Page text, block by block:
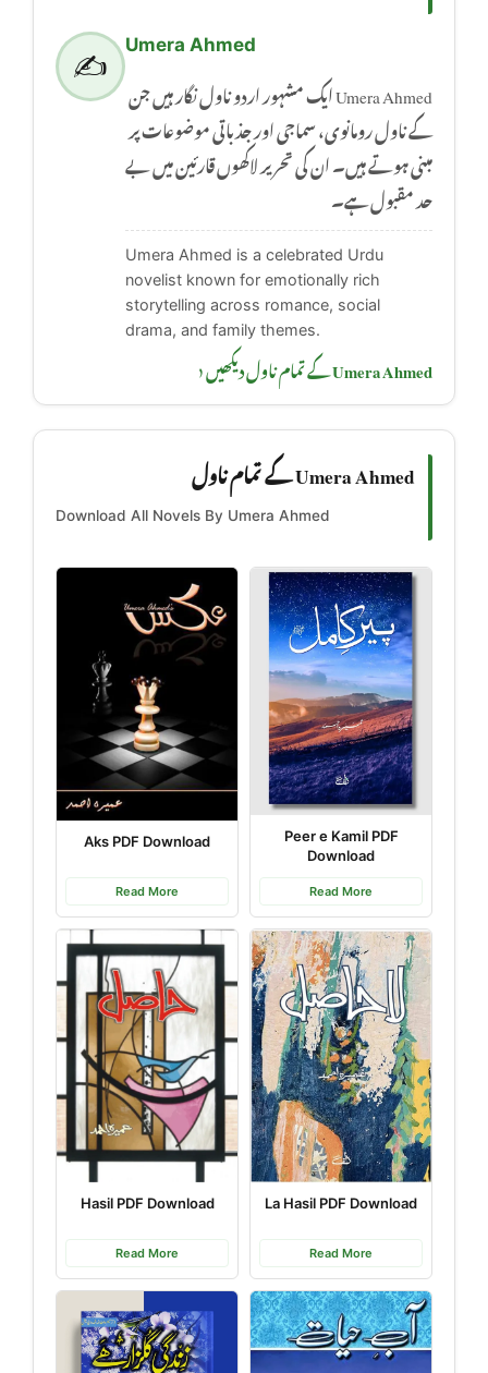
✍️
Umera Ahmed
Umera Ahmed ایک مشہور اردو ناول نگار ہیں جن
کے ناول رومانوی، سماجی اور جذباتی موضوعات پر
مبنی ہوتے ہیں۔ ان کی تحریر لاکھوں قارئین میں بے
حد مقبول ہے۔
Umera Ahmed is a celebrated Urdu
novelist known for emotionally rich
storytelling across romance, social
drama, and family themes.
Umera Ahmed کے تمام ناول دیکھیں ‹
Umera Ahmed کے تمام ناول
Download All Novels By Umera Ahmed
Aks PDF Download
Read More
Peer e Kamil PDF
Download
Read More
Hasil PDF Download
Read More
La Hasil PDF Download
Read More